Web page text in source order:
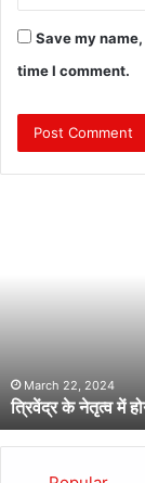
Save my
time I comment.
गा
ह
रि
March 22, 2024
त्रिवेंद्र के नेतृत्व में